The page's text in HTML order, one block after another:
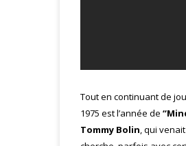
Tout en continuant de
1975 est l’année de
Tommy Bolin, qui